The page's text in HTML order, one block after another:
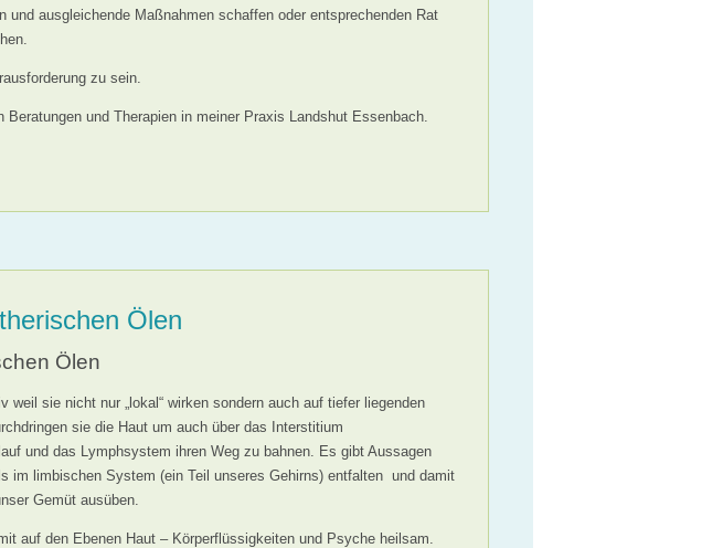
und ausgleichende Maßnahmen schaffen oder entsprechenden Rat
zu sein.
und Therapien in meiner Praxis Landshut Essenbach.
Ölen
Ölen
sie nicht nur „lokal“ wirken sondern auch auf tiefer liegenden
sie die Haut um auch über das Interstitium
und das Lymphsystem ihren Weg zu bahnen. Es gibt Aussagen
im limbischen System (ein Teil unseres Gehirns) entfalten und damit
Gemüt ausüben.
auf den Ebenen Haut – Körperflüssigkeiten und Psyche heilsam.